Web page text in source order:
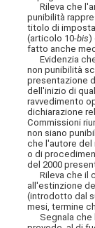
Rileva che
punibilità
titolo di
(articolo 10-bis)
fatto anche
Evidenzia che
non punibilità
presentazione
dell'inizio di
ravvedimento
dichiarazione
Commissioni
non siano
che l'autore del
o di
del 2000
Rileva che il
all'estinzione
(introdotto dal
mesi, termine
Segnala che